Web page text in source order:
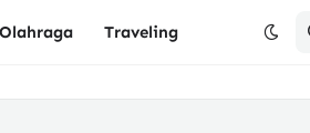
Olahraga Traveling